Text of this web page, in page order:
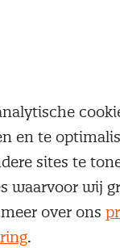
en te
sites te
waarvoor wij
over ons
.